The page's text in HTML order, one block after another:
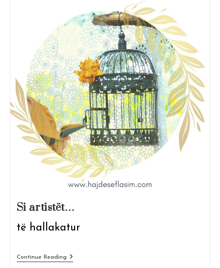
Si artistët…
të hallakatur
Continue ReadingSi